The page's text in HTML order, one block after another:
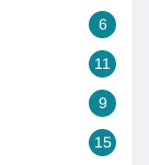
6
11
9
15